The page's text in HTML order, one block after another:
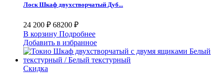
Лоск Шкаф двухстворчатый Дуб...
24 200 ₽ 68200 ₽
В корзину Подробнее
Добавить в избранное
Скидка